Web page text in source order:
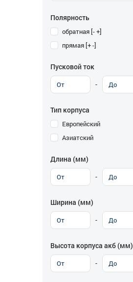
Полярность
обратная [- +]
прямая [+ -]
Пусковой ток
-
Тип корпуса
Европейский
Азиатский
Длина (мм)
-
Ширина (мм)
-
Высота корпуса акб (мм)
-